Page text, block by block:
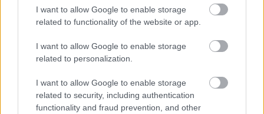
I want to allow Google to enable storage
related to functionality of the website or app.
I want to allow Google to enable storage
related to personalization.
I want to allow Google to enable storage
related to security, including authentication
functionality and fraud prevention, and other